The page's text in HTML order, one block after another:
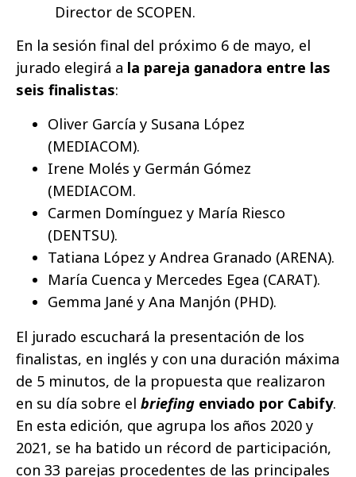
Director de SCOPEN.
En la sesión final del próximo 6 de mayo, el
jurado elegirá a la pareja ganadora entre las
seis finalistas:
Oliver García y Susana López
(MEDIACOM).
Irene Molés y Germán Gómez
(MEDIACOM.
Carmen Domínguez y María Riesco
(DENTSU).
Tatiana López y Andrea Granado (ARENA).
María Cuenca y Mercedes Egea (CARAT).
Gemma Jané y Ana Manjón (PHD).
El jurado escuchará la presentación de los
finalistas, en inglés y con una duración máxima
de 5 minutos, de la propuesta que realizaron
en su día sobre el briefing enviado por Cabify.
En esta edición, que agrupa los años 2020 y
2021, se ha batido un récord de participación,
con 33 parejas procedentes de las principales